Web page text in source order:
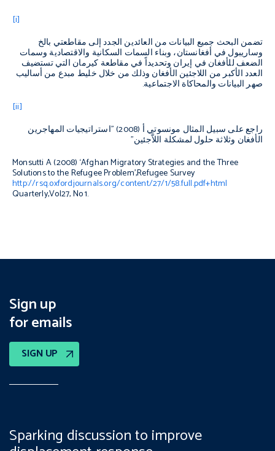
[i]
تضمن البحث جميع البيانات من العائدين الجدد إلى مقاطعتي بالخ
وساريبول في أفغانستان، وبناء السمات السكانية والاقتصادية وسمات
الضعف للأفغان في إيران وتحديداً في مقاطعة كيرمان التي تستضيف
العدد الأكبر من اللاجئين الأفغان وذلك من خلال خليط مبدع من أساليب
صهر البيانات والمحاكاة الاجتماعية.
[ii]
راجع على سبيل المثال مونسوتي أ (2008) "استراتيجيات المهاجرين
الأفغان وثلاثة حلول لمشكلة اللاَّجئين"
Monsutti A (2008) ‘Afghan Migratory Strategies and the Three
Solutions to the Refugee Problem’,Refugee Survey
http://rsq.oxfordjournals.org/content/27/1/58.full.pdf+html
Quarterly,Vol27, No 1.
Sign up
for emails
SIGN UP
Sparking discussion to improve